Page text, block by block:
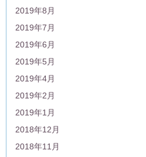
2019年8月
2019年7月
2019年6月
2019年5月
2019年4月
2019年2月
2019年1月
2018年12月
2018年11月